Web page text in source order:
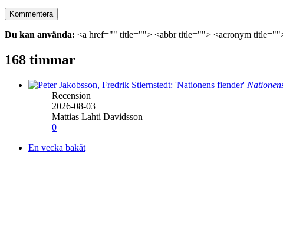
Du kan använda: <a href="" title=""> <abbr title=""> <acronym
168 timmar
Recension
2026-08-03
Mattias Lahti Davidsson
0
En vecka bakåt